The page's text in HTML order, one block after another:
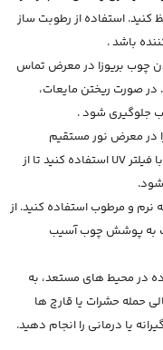
(حدود 35% تا 55%) حفظ کنید. استفاده از رطوبت ساز
باشد .
چوب بریوزا در معرض تماس
صورت ریختن مایعات،
جلوگیری شود .
در معرض نور مستقیم
خورشید استفاده می کنید، از پوشش هایی با فیلتر UV استفاده کنید تا از
نرم و مرطوب استفاده کنید. از
به پوشش چوب آسیب
در محیط های مستعد، به
حمله حشرات یا قارچ ها
یا درمانی را انجام دهید.